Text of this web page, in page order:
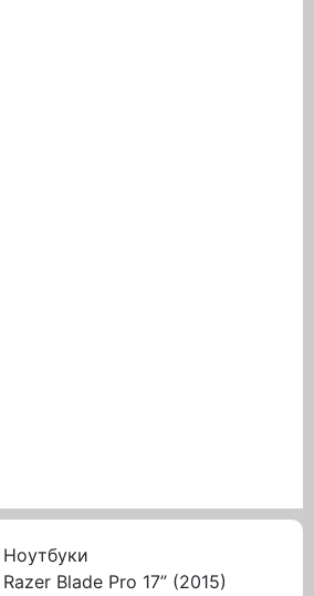
Ноутбуки
Razer Blade Pro 17” (2015)